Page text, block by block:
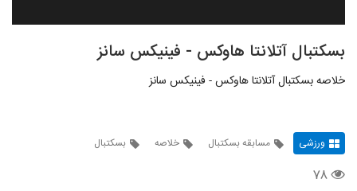
بسکتبال آتلانتا هاوکس - فینیکس سانز
خلاصه بسکتبال آتلانتا هاوکس - فینیکس سانز
ورزشی مسابقه بسکتبال خلاصه بسکتبال
۷۸